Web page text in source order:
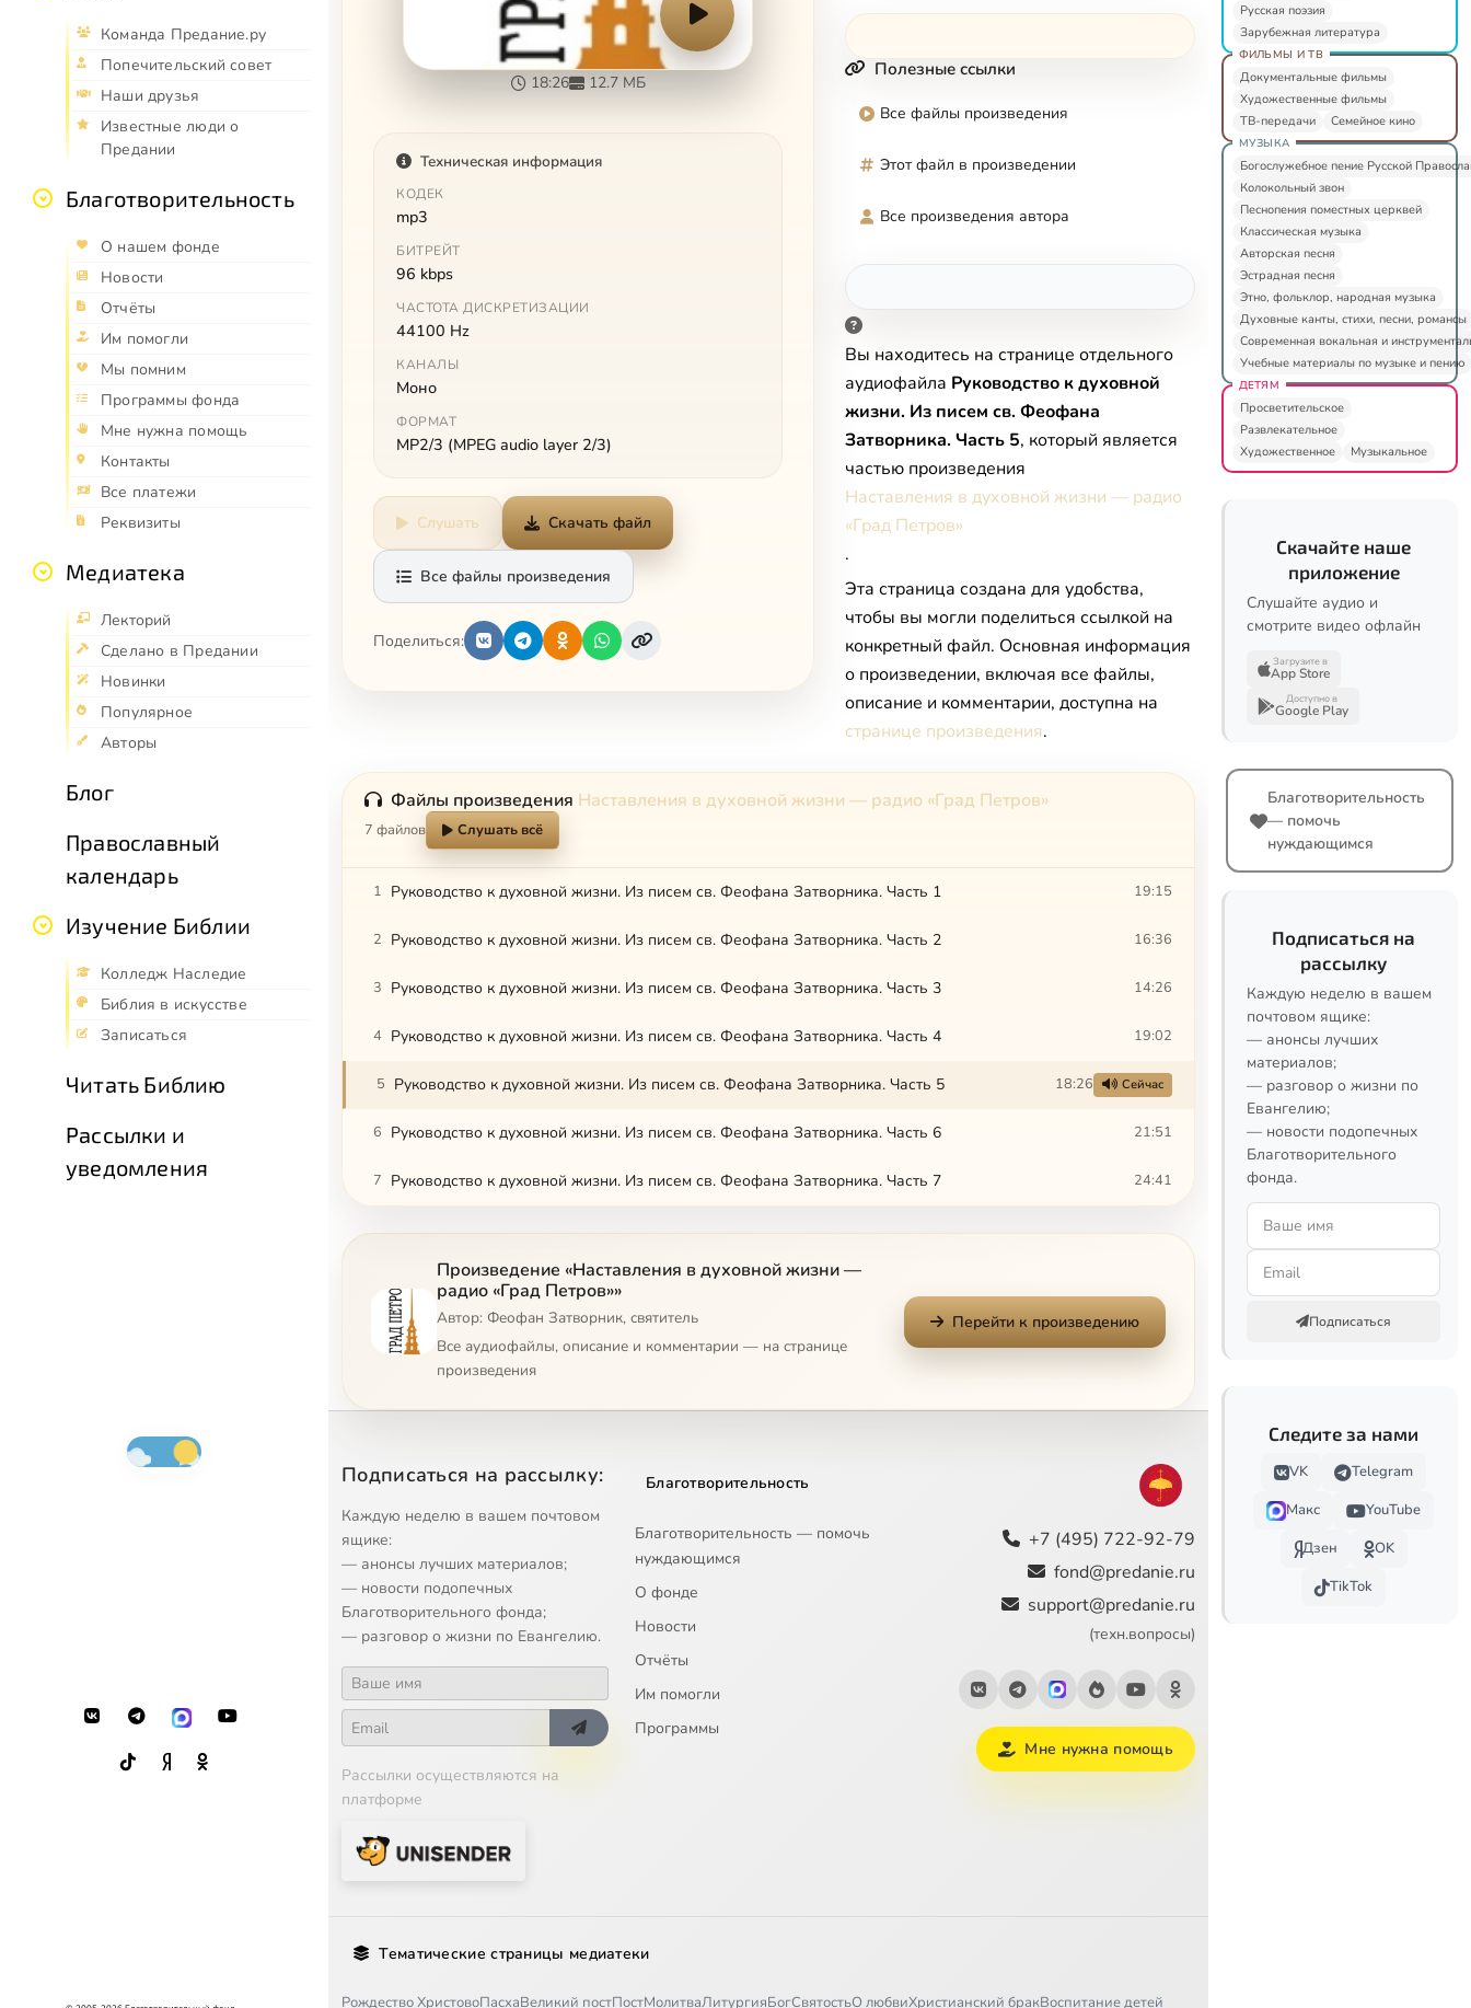
Команда Предание.ру
Попечительский совет
Наши друзья
Известные люди о
Предании
Благотворительность
О нашем фонде
Новости
Отчёты
Им помогли
Мы помним
Программы фонда
Мне нужна помощь
Контакты
Все платежи
Реквизиты
Медиатека
Лекторий
Сделано в Предании
Новинки
Популярное
Авторы
Блог
Православный
календарь
Изучение Библии
Колледж Наследие
Библия в искусстве
Записаться
Читать Библию
Рассылки и
уведомления
18:26 12.7 МБ
Техническая информация
КОДЕК
mp3
БИТРЕЙТ
96 kbps
ЧАСТОТА ДИСКРЕТИЗАЦИИ
44100 Hz
КАНАЛЫ
Моно
ФОРМАТ
MP2/3 (MPEG audio layer 2/3)
Слушать Скачать файл
Все файлы произведения
Поделиться:
Полезные ссылки
Все файлы произведения
Этот файл в произведении
Все произведения автора
Вы находитесь на странице отдельного
аудиофайла Руководство к духовной
жизни. Из писем св. Феофана
Затворника. Часть 5, который является
частью произведения
Наставления в духовной жизни — радио
«Град Петров»
.
Эта страница создана для удобства,
чтобы вы могли поделиться ссылкой на
конкретный файл. Основная информация
о произведении, включая все файлы,
описание и комментарии, доступна на
странице произведения.
Файлы произведения Наставления в духовной жизни — радио «Град Петров»
7 файлов Слушать всё
1 Руководство к духовной жизни. Из писем св. Феофана Затворника. Часть 1 19:15
2 Руководство к духовной жизни. Из писем св. Феофана Затворника. Часть 2 16:36
3 Руководство к духовной жизни. Из писем св. Феофана Затворника. Часть 3 14:26
4 Руководство к духовной жизни. Из писем св. Феофана Затворника. Часть 4 19:02
5 Руководство к духовной жизни. Из писем св. Феофана Затворника. Часть 5 18:26 Сейчас
6 Руководство к духовной жизни. Из писем св. Феофана Затворника. Часть 6 21:51
7 Руководство к духовной жизни. Из писем св. Феофана Затворника. Часть 7 24:41
Произведение «Наставления в духовной жизни —
радио «Град Петров»»
Автор: Феофан Затворник, святитель
Все аудиофайлы, описание и комментарии — на странице
произведения
Перейти к произведению
Подписаться на рассылку:
Каждую неделю в вашем почтовом
ящике:
— анонсы лучших материалов;
— новости подопечных
Благотворительного фонда;
— разговор о жизни по Евангелию.
Рассылки осуществляются на
платформе
Благотворительность
Благотворительность — помочь
нуждающимся
О фонде
Новости
Отчёты
Им помогли
Программы
+7 (495) 722-92-79
fond@predanie.ru
support@predanie.ru
(техн.вопросы)
Мне нужна помощь
Тематические страницы медиатеки
Рождество ХристовоПасхаВеликий постПостМолитваЛитургияБогСвятостьО любвиХристианский бракВоспитание детей
Русская поэзия
Зарубежная литература
ФИЛЬМЫ И ТВ
Документальные фильмы
Художественные фильмы
ТВ-передачи
Семейное кино
МУЗЫКА
Богослужебное пение Русской
Колокольный звон
Песнопения поместных церквей
Классическая музыка
Авторская песня
Эстрадная песня
Этно, фольклор, народная музыка
Духовные канты, стихи, песни, романсы
Современная вокальная и
Учебные материалы по музыке и пению
ДЕТЯМ
Просветительское
Развлекательное
Художественное
Музыкальное
Скачайте наше
приложение
Слушайте аудио и
смотрите видео офлайн
Загрузите в
App Store
Доступно в
Google Play
Благотворительность
— помочь
нуждающимся
Подписаться на
рассылку
Каждую неделю в вашем
почтовом ящике:
— анонсы лучших
материалов;
— разговор о жизни по
Евангелию;
— новости подопечных
Благотворительного
фонда.
Подписаться
Следите за нами
VK
Telegram
Макс
YouTube
Дзен
OK
TikTok